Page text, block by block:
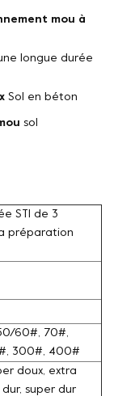
mou à
longue durée
Sol en béton
sol
STI de 3
préparation
60#, 70#,
300#, 400#
doux, extra
dur, super dur